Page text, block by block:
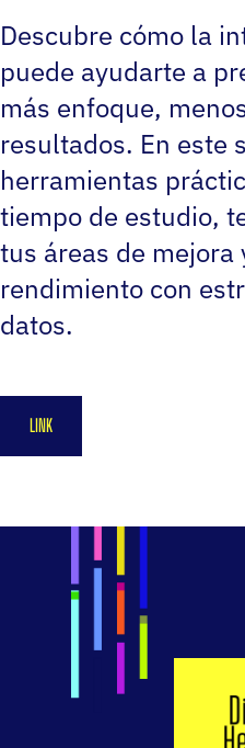
​Descubre cómo la
puede ayudarte a
más enfoque,
resultados. En este
herramientas
tiempo de estudio,
tus áreas de mejora
rendimiento con
datos.
LINK